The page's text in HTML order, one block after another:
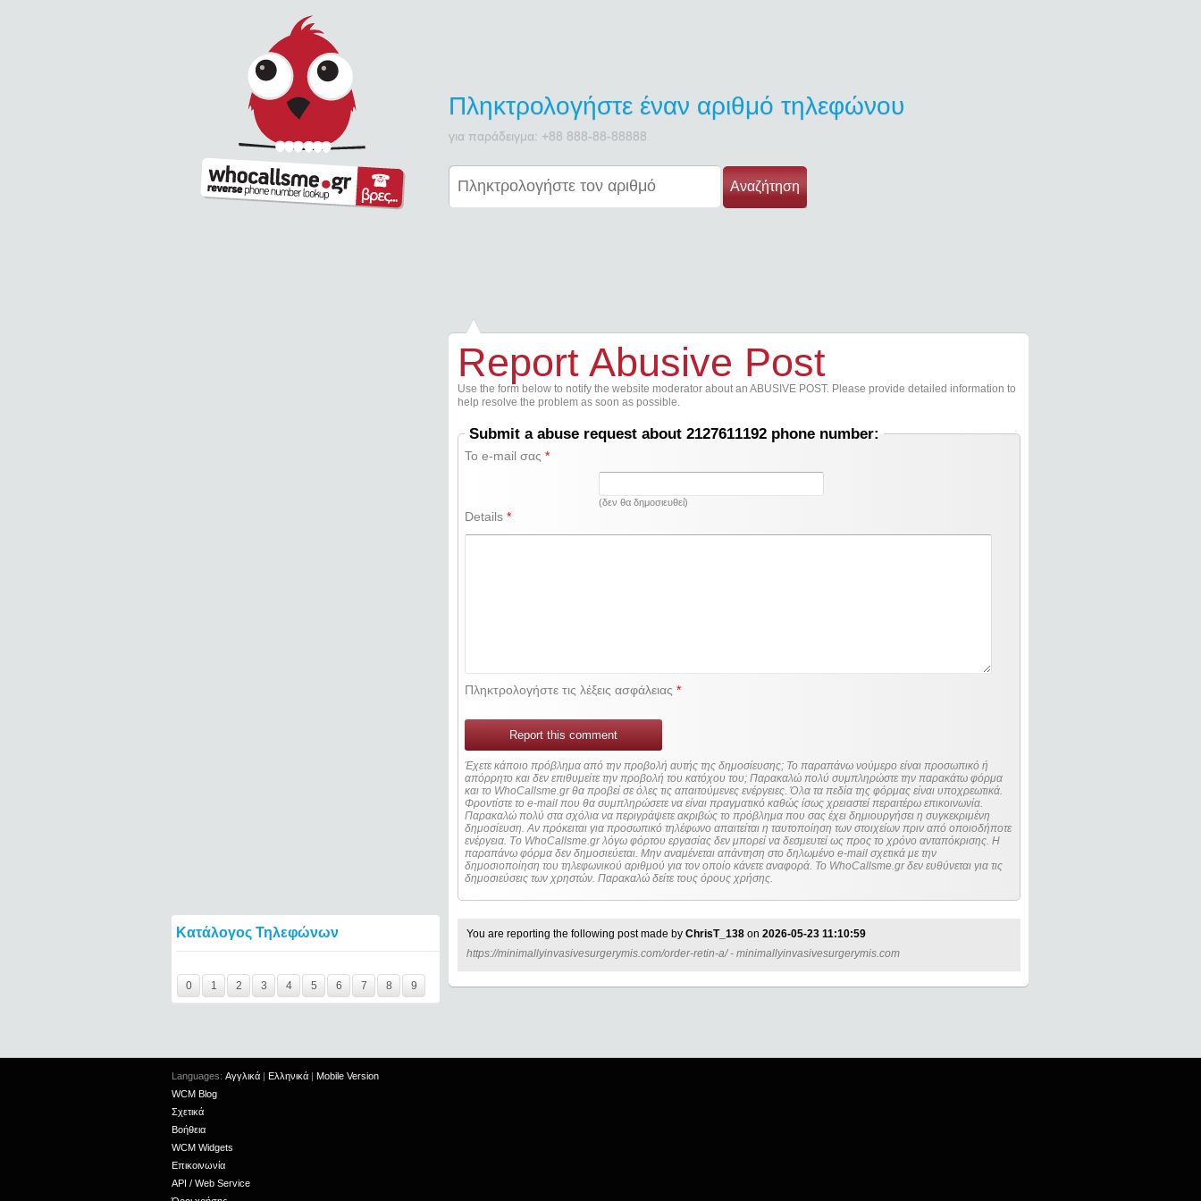
Πληκτρολογήστε έναν αριθμό τηλεφώνου
για παράδειγμα: +88 888-88-88888
Αναζήτηση
Κατάλογος Τηλεφώνων
0
1 2 3 4 5 6 7 8 9
Report Abusive Post
Use the form below to notify the website moderator about an ABUSIVE POST. Please provide detailed information to
help resolve the problem as soon as possible.
Submit a abuse request about 2127611192 phone number:
Το e-mail σας*
(δεν θα δημοσιευθεί)
Details*
Πληκτρολογήστε τις λέξεις ασφάλειας*
Report this comment
Έχετε κάποιο πρόβλημα από την προβολή αυτής της δημοσίευσης; Το παραπάνω νούμερο είναι προσωπικό ή
απόρρητο και δεν επιθυμείτε την προβολή του κατόχου του; Παρακαλώ πολύ συμπληρώστε την παρακάτω φόρμα
και το WhoCallsme.gr θα προβεί σε όλες τις απαιτούμενες ενέργειες. Όλα τα πεδία της φόρμας είναι υποχρεωτικά.
Φροντίστε το e-mail που θα συμπληρώσετε να είναι πραγματικό καθώς ίσως χρειαστεί περαιτέρω επικοινωνία.
Παρακαλώ πολύ στα σχόλια να περιγράψετε ακριβώς το πρόβλημα που σας έχει δημιουργήσει η συγκεκριμένη
δημοσίευση. Αν πρόκειται για προσωπικό τηλέφωνο απαιτείται η ταυτοποίηση των στοιχείων πριν από οποιοδήποτε
ενέργεια. Τo WhoCallsme.gr λόγω φόρτου εργασίας δεν μπορεί να δεσμευτεί ως προς το χρόνο ανταπόκρισης. Η
παραπάνω φόρμα δεν δημοσιεύεται. Μην αναμένεται απάντηση στο δηλωμένο e-mail σχετικά με την
δημοσιοποίηση του τηλεφωνικού αριθμού για τον οποίο κάνετε αναφορά. Το WhoCallsme.gr δεν ευθύνεται για τις
δημοσιεύσεις των χρηστών. Παρακαλώ δείτε τους όρους χρήσης.
You are reporting the following post made by ChrisT_138 on 2026-05-23 11:10:59
https://minimallyinvasivesurgerymis.com/order-retin-a/ - minimallyinvasivesurgerymis.com
Languages: Αγγλικά | Ελληνικά | Mobile Version
WCM Blog
Σχετικά
Βοήθεια
WCM Widgets
Επικοινωνία
API / Web Service